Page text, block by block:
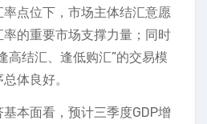
点位下，市场主体结汇意愿
的重要市场支撑力量；同时
高结汇、逢低购汇”的交易模
体良好。
本面看，预计三季度GDP增